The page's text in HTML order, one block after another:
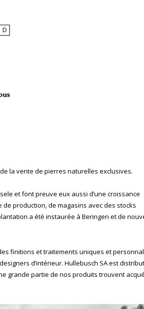
D
la vente de pierres naturelles exclusives.
et font preuve eux aussi d’une croissance
de production, de magasins avec des stocks
a été instaurée à Beringen et de
finitions et traitements uniques et
d’intérieur. Hullebusch SA est
grande partie de nos produits trouvent